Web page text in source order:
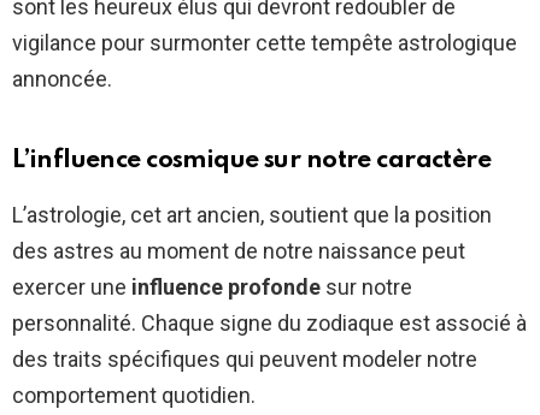
sont les heureux élus qui devront redoubler de
vigilance pour surmonter cette tempête astrologique
annoncée.
L’influence cosmique sur notre caractère
L’astrologie, cet art ancien, soutient que la position
des astres au moment de notre naissance peut
exercer une influence profonde sur notre
personnalité. Chaque signe du zodiaque est associé à
des traits spécifiques qui peuvent modeler notre
comportement quotidien.